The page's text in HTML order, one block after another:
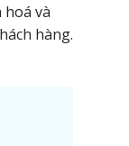
và
hàng.